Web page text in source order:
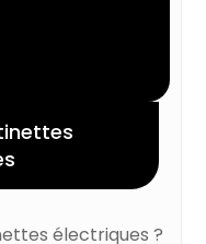
électriques ?